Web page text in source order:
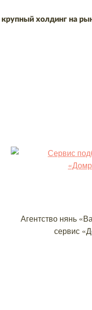
холдинг на
Агентство нянь
сервис